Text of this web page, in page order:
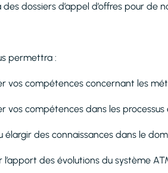
dossiers d’appel d’offres pour de
permettra :
vos compétences concernant les
vos compétences dans les processus
élargir des connaissances dans le
l’apport des évolutions du système